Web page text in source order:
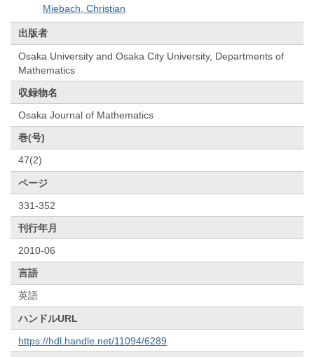
Miebach, Christian
出版者
Osaka University and Osaka City University, Departments of
Mathematics
収録物名
Osaka Journal of Mathematics
巻(号)
47(2)
ページ
331-352
刊行年月
2010-06
言語
英語
ハンドルURL
https://hdl.handle.net/11094/6289